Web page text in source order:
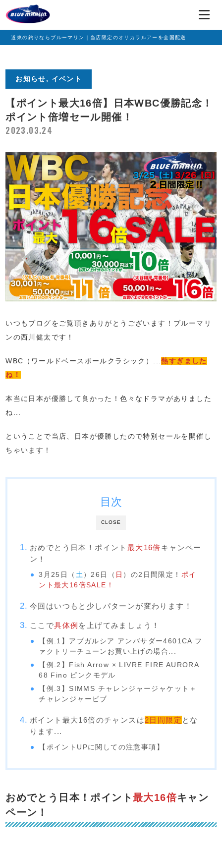
道東の釣りならブルーマリン｜当店限定のオリカラルアーを全国配送
お知らせ, イベント
【ポイント最大16倍】日本WBC優勝記念！
ポイント倍増セール開催！
2023.03.24
いつもブログをご覧頂きありがとうございます！ブルーマリ
ンの西川健太です！
WBC（ワールドベースボールクラシック）...熱すぎました
ね！
本当に日本が優勝して良かった！色々なドラマがありました
ね...
ということで当店、日本が優勝したので特別セールを開催し
ちゃいます！
CLOSE
目次
おめでとう日本！ポイント 最大16倍キャンペー
ン！
3月25日（ 土 ）26日（ 日 ）の2日間限定！ ポイ
ント最大16倍SALE！
今回はいつもと少しパターンが変わります！
ここで具体例 を上げてみましょう！
【例.1】アブガルシア アンバサダー4601CA フ
ァクトリーチューンお買い上げの場合...
【例.2】Fish Arrow × LIVRE FIRE AURORA
68 Fino ピンクモデル
【例.3】SIMMS チャレンジャージャケット＋
チャレンジャービブ
ポイント最大16倍のチャンスは2日間限定 とな
ります...
【ポイントUPに関しての注意事項】
おめでとう日本！ポイント最大16倍キャン
ペーン！